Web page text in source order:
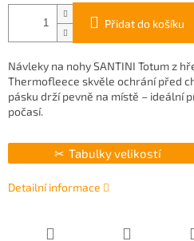
Přidat do košíku
Návleky na nohy SANTINI Totum z
Thermofleece skvěle ochrání před
pásku drží pevně na místě – ideální
počasí.
Tabulky velikostí
Detailní informace